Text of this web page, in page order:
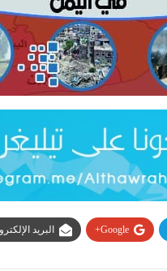
Google+ البريد